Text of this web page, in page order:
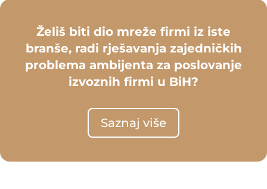
Želiš biti dio mreže firmi iz iste
branše, radi rješavanja zajedničkih
problema ambijenta za poslovanje
izvoznih firmi u BiH?
Saznaj više